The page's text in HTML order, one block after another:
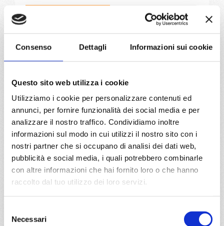
Consenso Dettagli Informazioni sui cookie
Questo sito web utilizza i cookie
Utilizziamo i cookie per personalizzare contenuti ed
annunci, per fornire funzionalità dei social media e per
analizzare il nostro traffico. Condividiamo inoltre
informazioni sul modo in cui utilizzi il nostro sito con i
nostri partner che si occupano di analisi dei dati web,
pubblicità e social media, i quali potrebbero combinarle
con altre informazioni che hai fornito loro o che hanno
raccolto dal tuo utilizzo dei loro servizi.
delNecessari
11/07/2027
€ 813
18/07/2027
25/07/2027
a partire da
€ 783
Mediterraneo8 giorni
da CivitavecchiaconMSC
Musica